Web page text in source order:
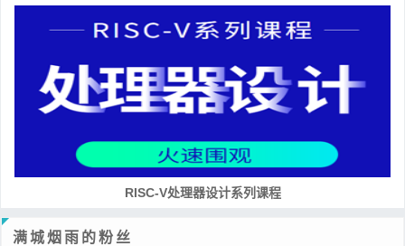
RISC-V处理器设计系列课程
满城烟雨的粉丝